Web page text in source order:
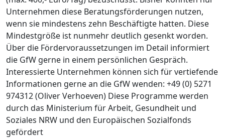
Unternehmen diese Beratungsförderungen nutzen,
wenn sie mindestens zehn Beschäftigte hatten. Diese
Mindestgröße ist nunmehr deutlich gesenkt worden.
Über die Fördervoraussetzungen im Detail informiert
die GfW gerne in einem persönlichen Gespräch.
Interessierte Unternehmen können sich für vertiefende
Informationen gerne an die GfW wenden: +49 (0) 5271
974312 (Oliver Verhoeven) Diese Programme werden
durch das Ministerium für Arbeit, Gesundheit und
Soziales NRW und den Europäischen Sozialfonds
gefördert